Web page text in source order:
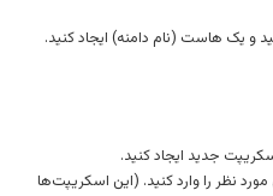
یک هاست (نام دامنه) ایجاد کنید.
نظر را وارد کنید. (این اسکریپت‌ها